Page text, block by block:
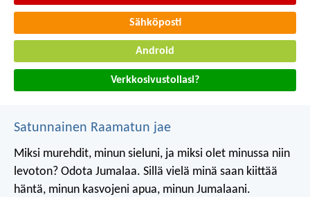
Sähköposti
Android
Verkkosivustollasi?
Satunnainen Raamatun jae
Miksi murehdit, minun sieluni, ja miksi olet minussa niin
levoton? Odota Jumalaa. Sillä vielä minä saan kiittää
häntä, minun kasvojeni apua, minun Jumalaani.